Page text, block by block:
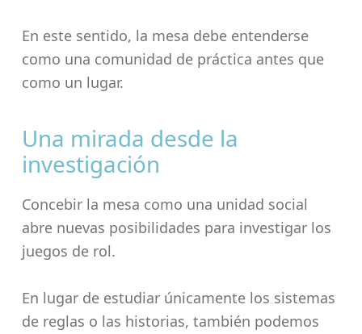
En este sentido, la mesa debe entenderse
como una comunidad de práctica antes que
como un lugar.
Una mirada desde la
investigación
Concebir la mesa como una unidad social
abre nuevas posibilidades para investigar los
juegos de rol.
En lugar de estudiar únicamente los sistemas
de reglas o las historias, también podemos